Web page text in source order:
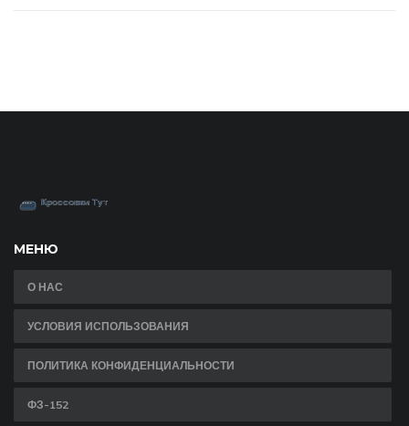
МЕНЮ
О НАС
УСЛОВИЯ ИСПОЛЬЗОВАНИЯ
ПОЛИТИКА КОНФИДЕНЦИАЛЬНОСТИ
ФЗ-152